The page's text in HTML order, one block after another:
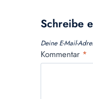
Schreibe
Deine E-Mail-
Kommentar *